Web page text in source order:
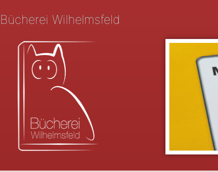
Bücherei Wilhelmsfeld